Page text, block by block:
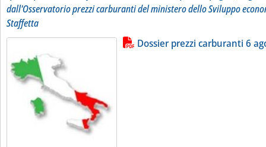
dall'Osservatorio prezzi carburanti del ministero dello Sviluppo
Staffetta
Leggi tutta la notizia: 'Dossier
Lista allegati PDF alla notiziaDossier prezzi carburanti 6